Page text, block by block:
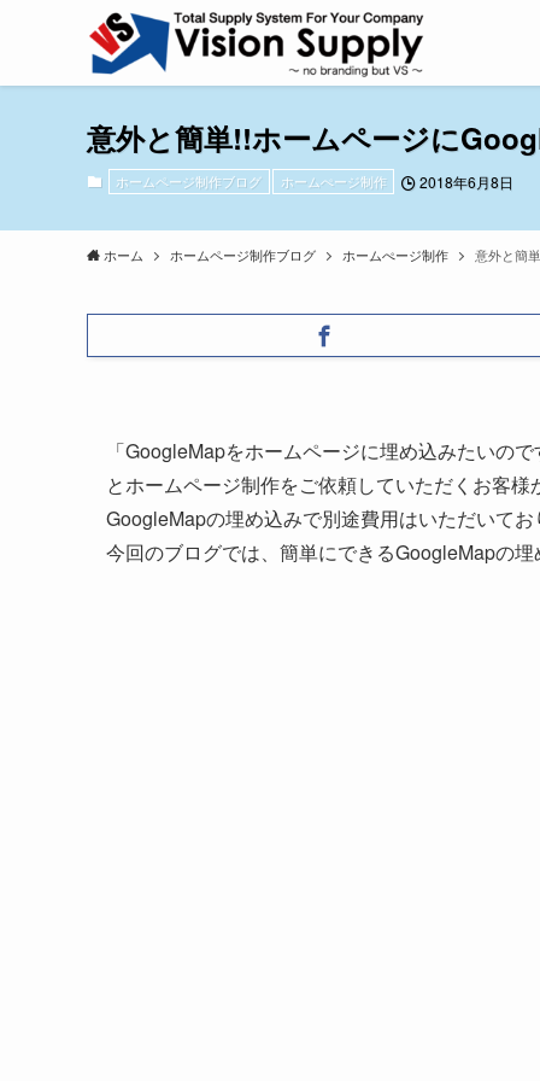
意外と簡単!!ホームページに
ホームページ制作ブログ ホームぺージ制作 2018年6月8日
ホーム ホームページ制作ブログ ホームぺージ制作 意外と簡
「GoogleMapをホームページに埋め込みたいの
とホームページ制作をご依頼していただくお客
GoogleMapの埋め込みで別途費用はいただいて
今回のブログでは、簡単にできるGoogleMapの